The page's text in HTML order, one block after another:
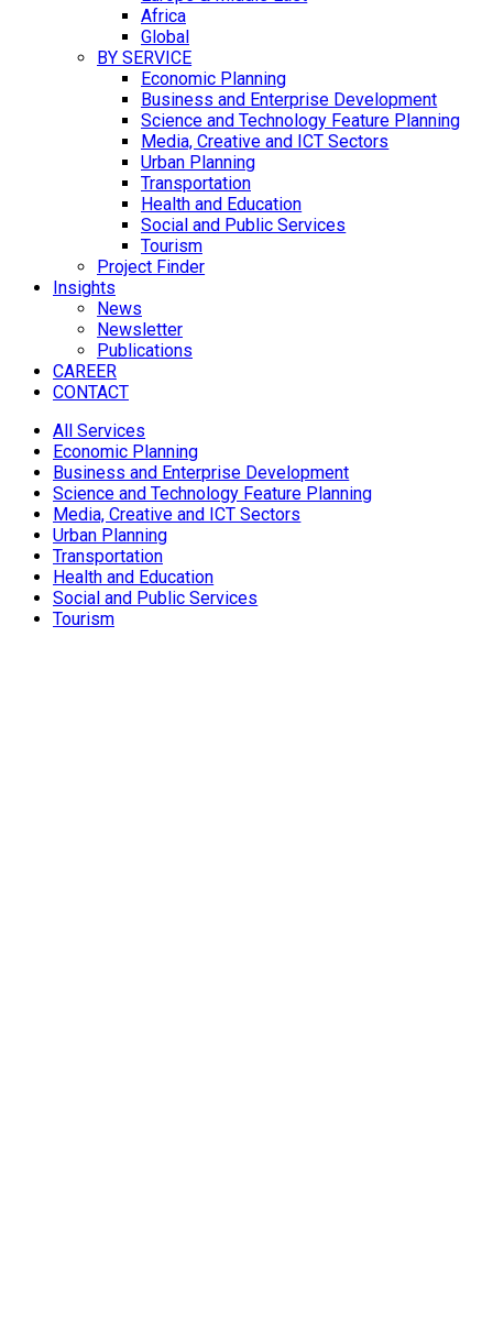
Africa
Global
BY SERVICE
Economic Planning
Business and Enterprise Development
Science and Technology Feature Planning
Media, Creative and ICT Sectors
Urban Planning
Transportation
Health and Education
Social and Public Services
Tourism
Project Finder
Insights
News
Newsletter
Publications
CAREER
CONTACT
All Services
Economic Planning
Business and Enterprise Development
Science and Technology Feature Planning
Media, Creative and ICT Sectors
Urban Planning
Transportation
Health and Education
Social and Public Services
Tourism